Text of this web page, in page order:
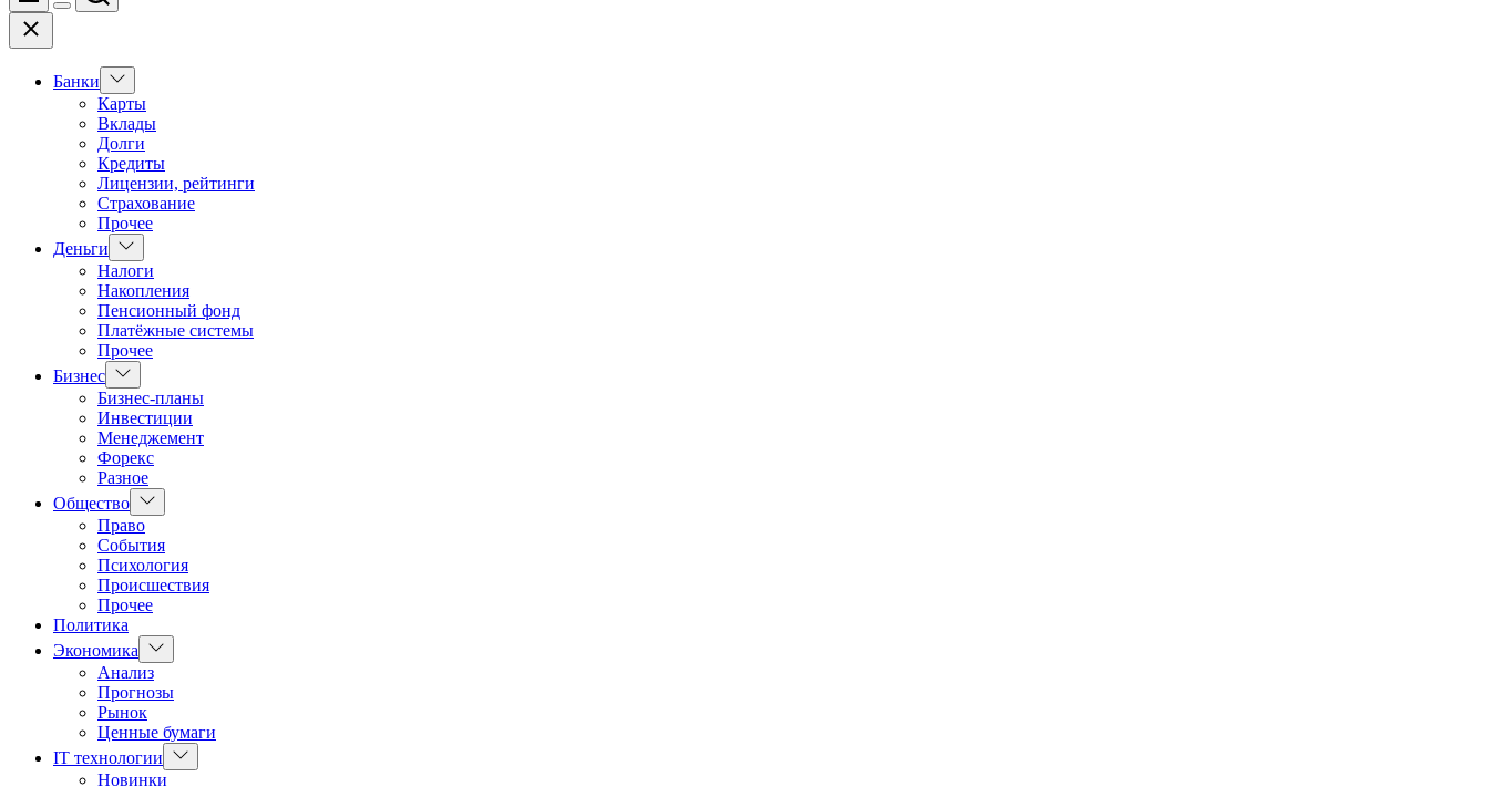
Цвет
Закрыть
Банки
Показать
подменю
Карты
Вклады
Долги
Кредиты
Лицензии, рейтинги
Страхование
Прочее
Деньги
Показать
подменю
Налоги
Накопления
Пенсионный фонд
Платёжные системы
Прочее
Бизнес Показать
подменю
Бизнес-планы
Инвестиции
Менеджемент
Форекс
Разное
Общество Показать
подменю
Право
События
Психология
Происшествия
Прочее
Политика
Экономика
Показать
подменю
Анализ
Прогнозы
Рынок
Ценные бумаги
IT технологии
Показать
подменю
Новинки